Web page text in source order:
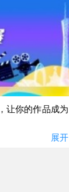
让你的作品成为
展开